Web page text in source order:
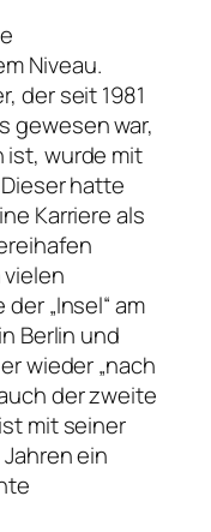
Niveau.
der seit 1981
gewesen war,
ist, wurde mit
hatte
Karriere als
„Insel“ am
Berlin und
wieder „nach
der zweite
mit seiner
ein